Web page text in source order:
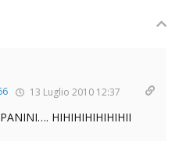
13 Luglio 2010 12:37
HIHIHIHIHIHIHII